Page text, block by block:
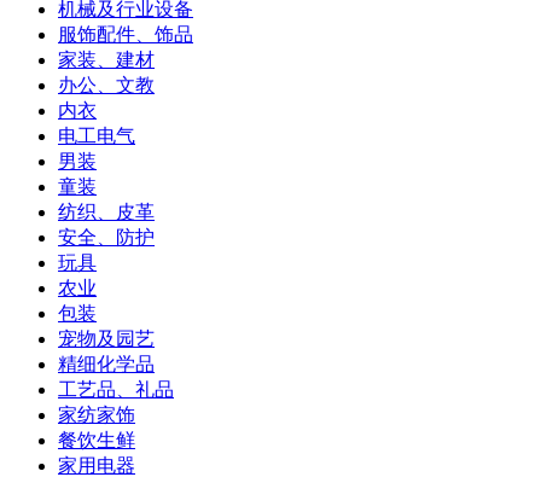
机械及行业设备
服饰配件、饰品
家装、建材
办公、文教
内衣
电工电气
男装
童装
纺织、皮革
安全、防护
玩具
农业
包装
宠物及园艺
精细化学品
工艺品、礼品
家纺家饰
餐饮生鲜
家用电器